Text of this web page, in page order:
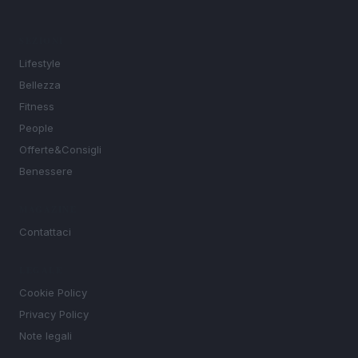
Lifestyle
Bellezza
Fitness
People
Offerte&Consigli
Benessere
Contattaci
Cookie Policy
Privacy Policy
Note legali